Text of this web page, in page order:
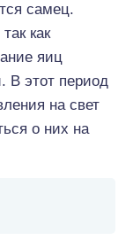
самец.
как
яиц
В этот период
на свет
о них на